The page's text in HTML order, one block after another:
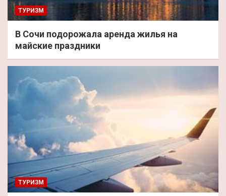
ТУРИЗМ
В Сочи подорожала аренда жилья на
майские праздники
ТУРИЗМ